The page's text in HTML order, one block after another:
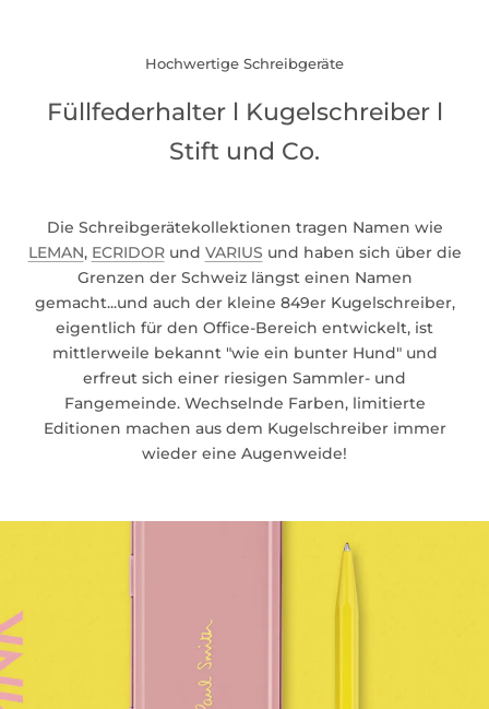
Hochwertige Schreibgeräte
Füllfederhalter l Kugelschreiber l
Stift und Co.
Die Schreibgerätekollektionen tragen Namen wie
LEMAN, ECRIDORund VARIUS und haben sich über die
Grenzen der Schweiz längst einen Namen
gemacht...und auch der kleine 849er Kugelschreiber,
eigentlich für den Office-Bereich entwickelt, ist
mittlerweile bekannt "wie ein bunter Hund" und
erfreut sich einer riesigen Sammler- und
Fangemeinde. Wechselnde Farben, limitierte
Editionen machen aus dem Kugelschreiber immer
wieder eine Augenweide!